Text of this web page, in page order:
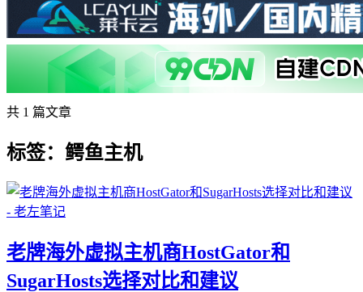
共 1 篇文章
标签：鳄鱼主机
老牌海外虚拟主机商HostGator和
SugarHosts选择对比和建议